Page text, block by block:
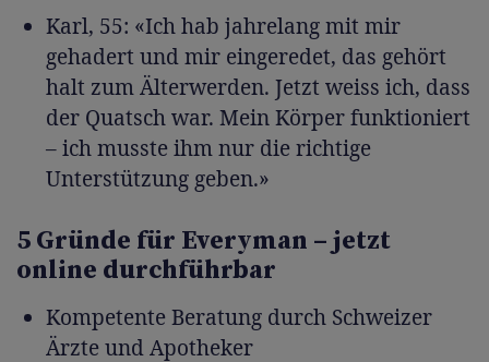
Karl, 55: «Ich hab jahrelang mit mir
gehadert und mir eingeredet, das gehört
halt zum Älterwerden. Jetzt weiss ich, dass
der Quatsch war. Mein Körper funktioniert
– ich musste ihm nur die richtige
Unterstützung geben.»
5 Gründe für Everyman – jetzt
online durchführbar
Kompetente Beratung durch Schweizer
Ärzte und Apotheker